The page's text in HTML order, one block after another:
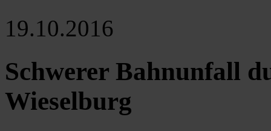
19.10.2016
Schwerer Bahnunfall
Wieselburg